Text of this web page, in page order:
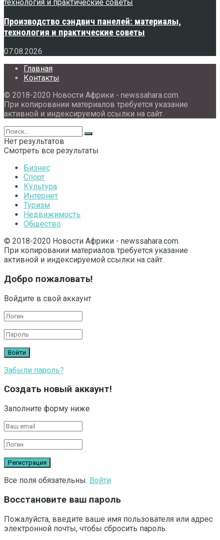
Производство сэндвич панелей: материалы,
технология и практические советы
07.08.2026
Главная
Контакты
© 2018-2020 Новости Африки - newssahara.com.
При копировании материалов требуется указание
активной и индексируемой ссылки на сайт.
Нет результатов
Смотреть все результаты
Бизнес
Спорт
Культура
Интернет
Туризм
Недвижимость
Общество
© 2018-2020 Новости Африки - newssahara.com.
При копировании материалов требуется указание
активной и индексируемой ссылки на сайт.
Добро пожаловать!
Войдите в свой аккаунт
Забыли пароль?
Создать новый аккаунт!
Заполните форму ниже
Все поля обязательны. Войти
Восстановите ваш пароль
Пожалуйста, введите ваше имя пользователя или адрес
электронной почты, чтобы сбросить пароль.